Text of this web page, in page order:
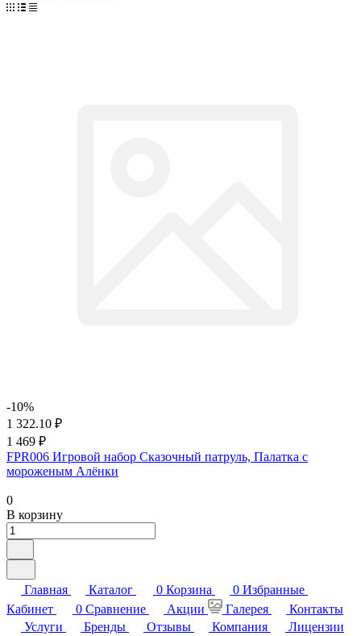
-10%
1 322.10 ₽
1 469 ₽
FPR006 Игровой набор Сказочный патруль, Палатка с
мороженым Алёнки
0
В корзину
Главная Каталог 0 Корзина 0 Избранные
Кабинет
0 Сравнение Акции Галерея
Контакты
Услуги
Бренды Отзывы Компания
Лицензии